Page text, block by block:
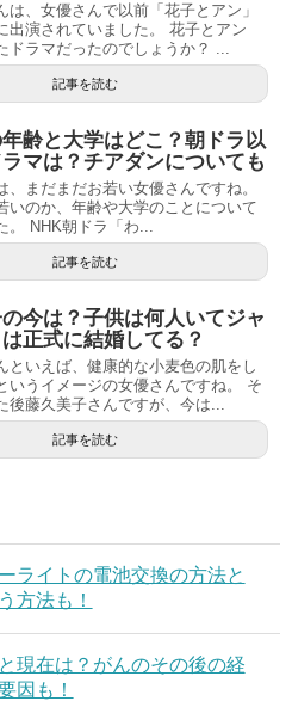
は、女優さんで以前「花子とアン」
出演されていました。 花子とアン
ドラマだったのでしょうか？ ...
記事を読む
齢と大学はどこ？朝ドラ以
マは？チアダンについても
、まだまだお若い女優さんですね。
いのか、年齢や大学のことについて
。 NHK朝ドラ「わ...
記事を読む
今は？子供は何人いてジャ
正式に結婚してる？
といえば、健康的な小麦色の肌をし
いうイメージの女優さんですね。 そ
後藤久美子さんですが、今は...
記事を読む
ライトの電池交換の方法と
方法も！
現在は？がんのその後の経
因も！